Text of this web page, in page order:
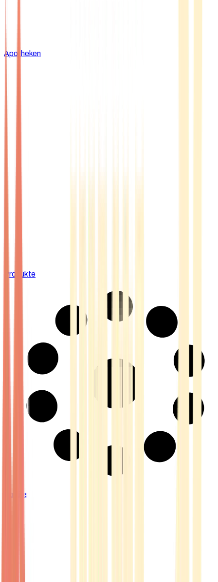
Apotheken
Produkte
Strains